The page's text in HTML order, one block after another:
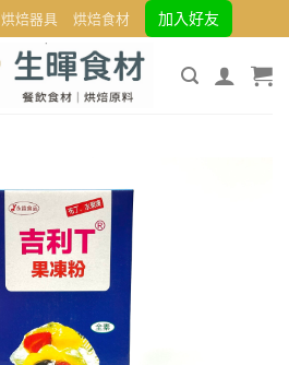
烘焙器具 烘焙食材 加入好友